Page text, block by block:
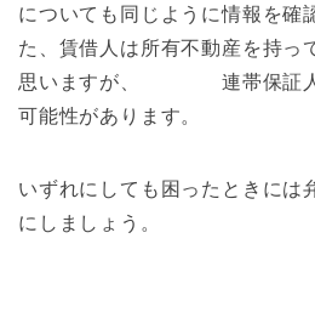
についても同じように情報を
た、賃借人は所有不動産を持っ
思いますが、 連帯保証人
可能性があります。
いずれにしても困ったときには
にしましょう。